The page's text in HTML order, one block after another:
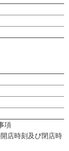
項
店時刻及び閉店時